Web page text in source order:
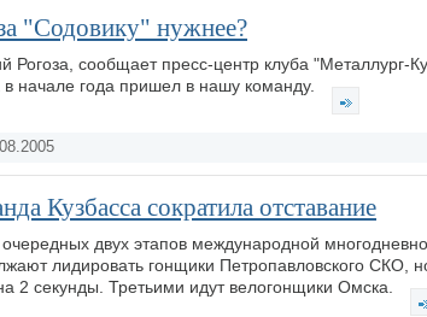
"Содовику" нужнее?
Рогоза, сообщает пресс-центр клуба "Металлург-
в начале года пришел в нашу команду.
Кузбасса сократила отставание
двух этапов международной
лидировать гонщики Петропавловского СКО,
2 секунды. Третьими идут велогонщики Омска.